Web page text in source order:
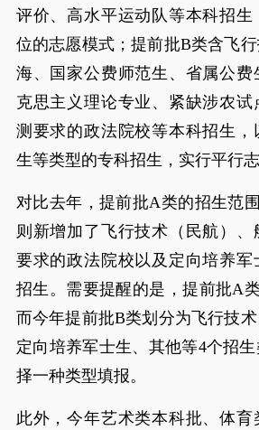
评价、高水平运动队等本科招生
位的志愿模式；提前批B类含飞
海、国家公费师范生、省属公费
克思主义理论专业、紧缺涉农
测要求的政法院校等本科招生，
生等类型的专科招生，实行平行志
对比去年，提前批A类的招生范
则新增加了飞行技术（民航）、
要求的政法院校以及定向培养军
招生。需要提醒的是，提前批A
而今年提前批B类划分为飞行技术
定向培养军士生、其他等4个招
择一种类型填报。
此外，今年艺术类本科批、体育